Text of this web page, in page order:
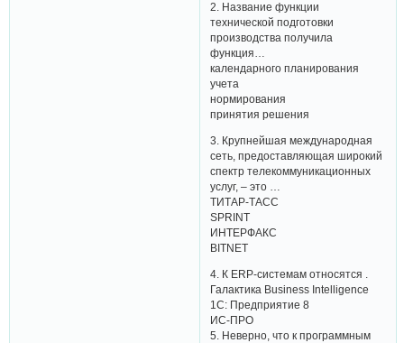
2. Название функции
технической подготовки
производства получила
функция…
календарного планирования
учета
нормирования
принятия решения
3. Крупнейшая международная
сеть, предоставляющая широкий
спектр телекоммуникационных
услуг, – это …
ТИТАР-ТАСС
SPRINT
ИНТЕРФАКС
BITNET
4. К ERP-системам относятся .
Галактика Business Intelligence
1С: Предприятие 8
ИС-ПРО
5. Неверно, что к программным